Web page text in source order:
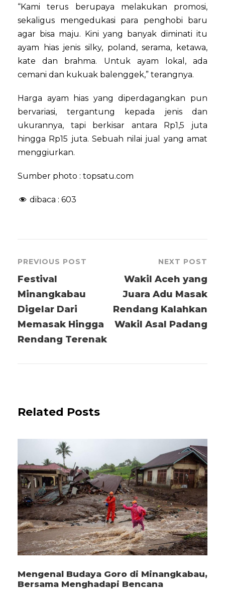
“Kami terus berupaya melakukan promosi,
sekaligus mengedukasi para penghobi baru
agar bisa maju. Kini yang banyak diminati itu
ayam hias jenis silky, poland, serama, ketawa,
kate dan brahma. Untuk ayam lokal, ada
cemani dan kukuak balenggek,” terangnya.
Harga ayam hias yang diperdagangkan pun
bervariasi, tergantung kepada jenis dan
ukurannya, tapi berkisar antara Rp1,5 juta
hingga Rp15 juta. Sebuah nilai jual yang amat
menggiurkan.
Sumber photo : topsatu.com
dibaca : 603
PREVIOUS POST
Festival
Minangkabau
Digelar Dari
Memasak Hingga
Rendang Terenak
NEXT POST
Wakil Aceh yang
Juara Adu Masak
Rendang Kalahkan
Wakil Asal Padang
Related Posts
Mengenal Budaya Goro di Minangkabau,
Bersama Menghadapi Bencana